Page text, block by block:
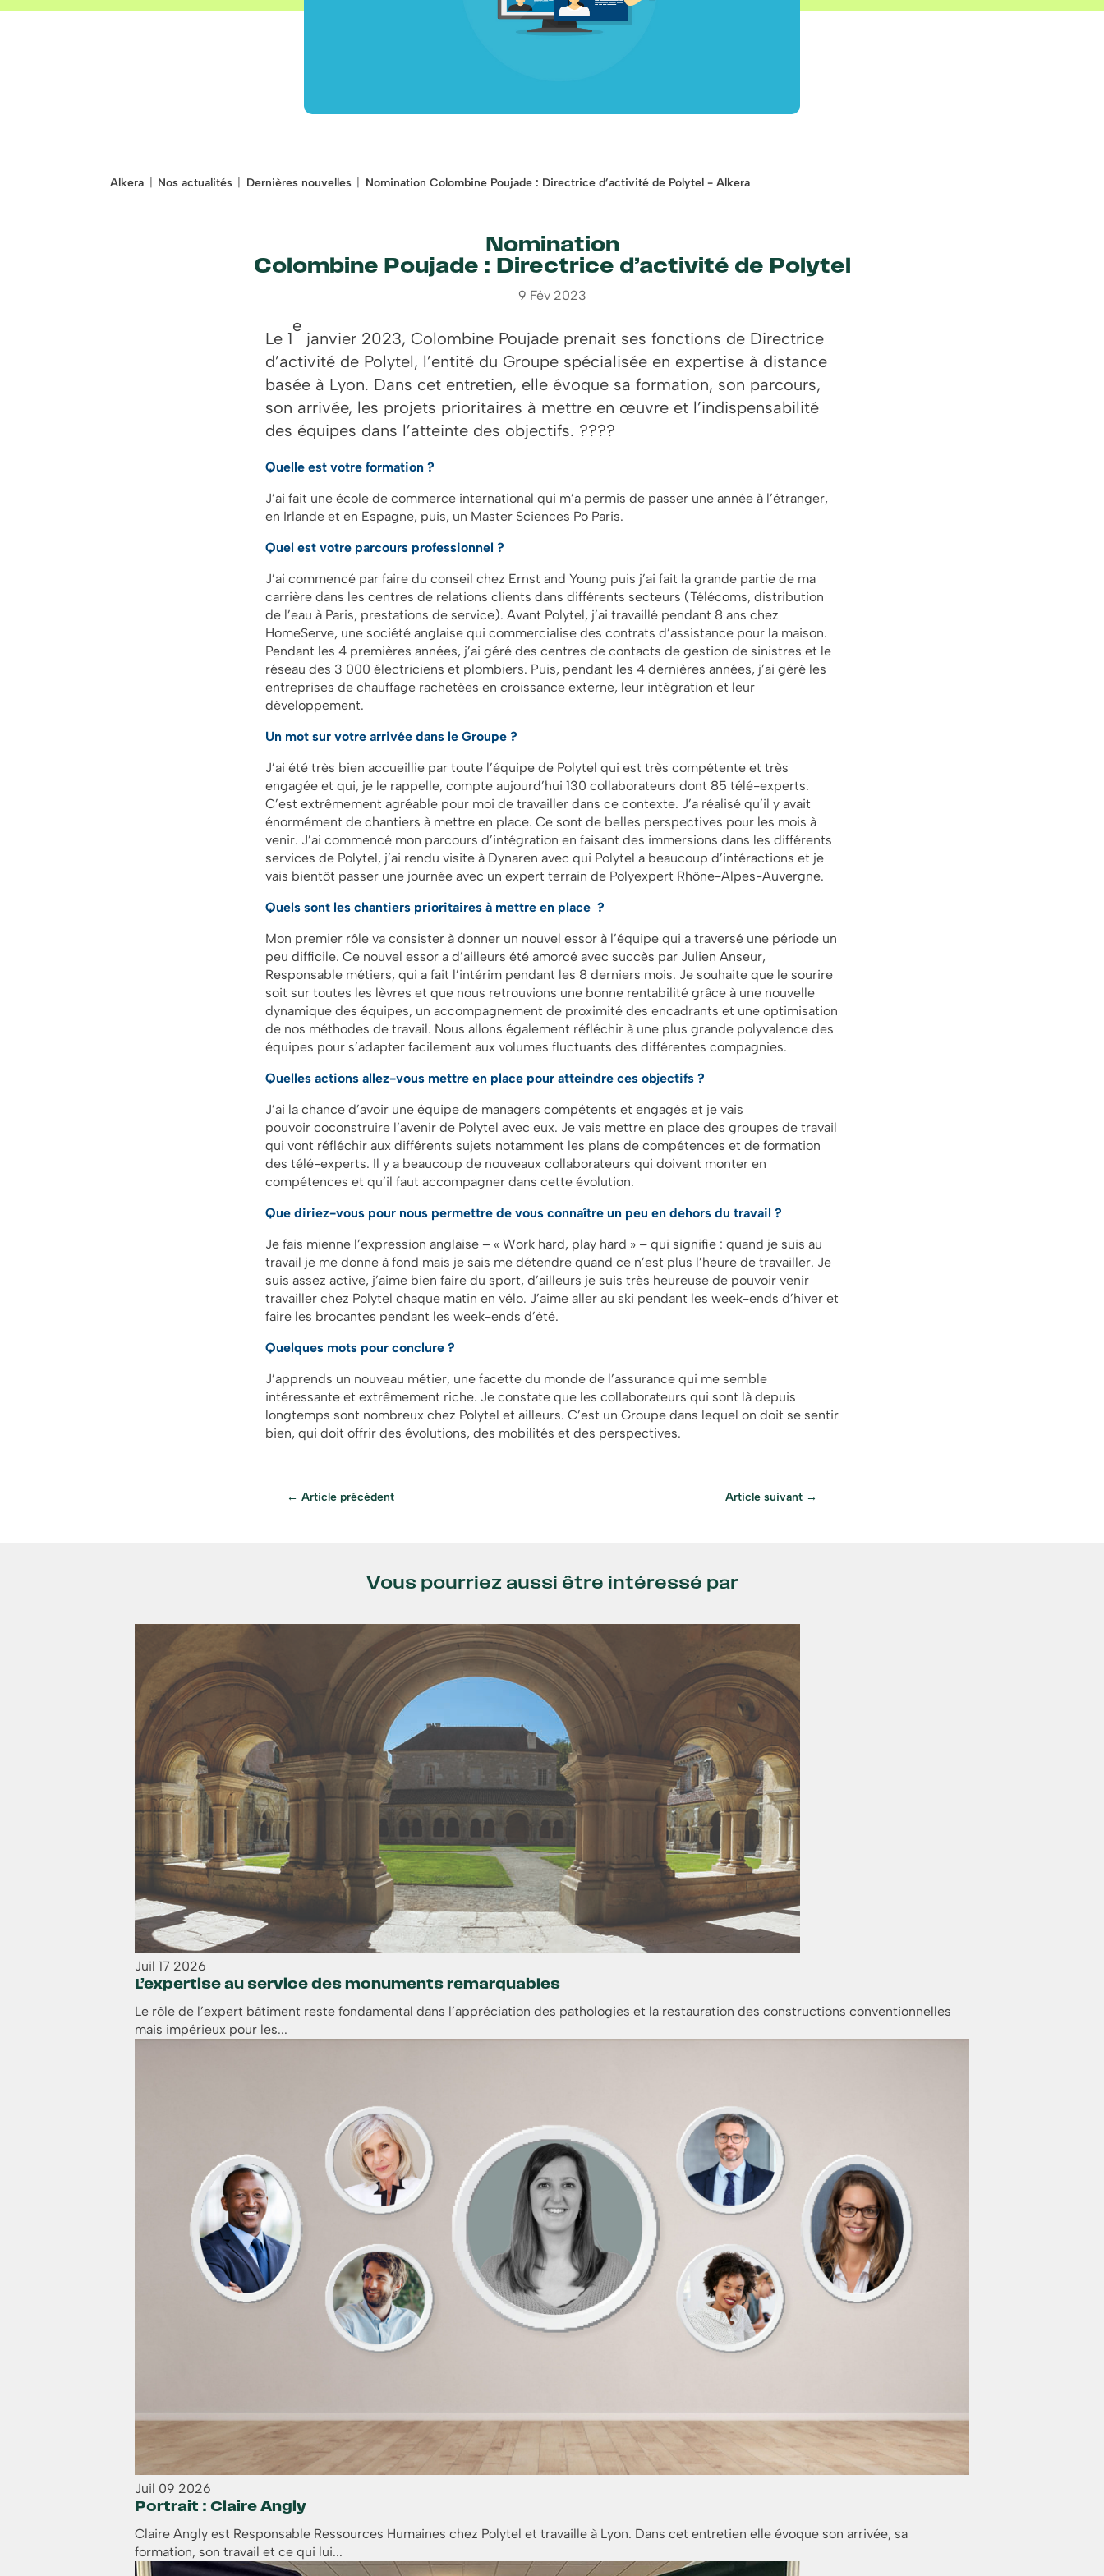
Alkera Nos actualités Dernières nouvelles Nomination Colombine Poujade : Directrice d’activité de Polytel - Alkera
Nomination
Colombine Poujade : Directrice d’activité de Polytel
9 Fév 2023
Le 1
e
janvier 2023, Colombine Poujade prenait ses fonctions de Directrice
d’activité de Polytel, l’entité du Groupe spécialisée en expertise à distance
basée à Lyon. Dans cet entretien, elle évoque sa formation, son parcours,
son arrivée, les projets prioritaires à mettre en œuvre et l’indispensabilité
des équipes dans l’atteinte des objectifs. ????
Quelle est votre formation ?
J’ai fait une école de commerce international qui m’a permis de passer une année à l’étranger,
en Irlande et en Espagne, puis, un Master Sciences Po Paris.
Quel est votre parcours professionnel ?
J’ai commencé par faire du conseil chez Ernst and Young puis j’ai fait la grande partie de ma
carrière dans les centres de relations clients dans différents secteurs (Télécoms, distribution
de l’eau à Paris, prestations de service). Avant Polytel, j’ai travaillé pendant 8 ans chez
HomeServe, une société anglaise qui commercialise des contrats d’assistance pour la maison.
Pendant les 4 premières années, j’ai géré des centres de contacts de gestion de sinistres et le
réseau des 3 000 électriciens et plombiers. Puis, pendant les 4 dernières années, j’ai géré les
entreprises de chauffage rachetées en croissance externe, leur intégration et leur
développement.
Un mot sur votre arrivée dans le Groupe ?
J’ai été très bien accueillie par toute l’équipe de Polytel qui est très compétente et très
engagée et qui, je le rappelle, compte aujourd’hui 130 collaborateurs dont 85 télé-experts.
C’est extrêmement agréable pour moi de travailler dans ce contexte. J’a réalisé qu’il y avait
énormément de chantiers à mettre en place. Ce sont de belles perspectives pour les mois à
venir. J’ai commencé mon parcours d’intégration en faisant des immersions dans les différents
services de Polytel, j’ai rendu visite à Dynaren avec qui Polytel a beaucoup d’intéractions et je
vais bientôt passer une journée avec un expert terrain de Polyexpert Rhône-Alpes-Auvergne.
Quels sont les chantiers prioritaires à mettre en place ?
Mon premier rôle va consister à donner un nouvel essor à l’équipe qui a traversé une période un
peu difficile. Ce nouvel essor a d’ailleurs été amorcé avec succès par Julien Anseur,
Responsable métiers, qui a fait l’intérim pendant les 8 derniers mois. Je souhaite que le sourire
soit sur toutes les lèvres et que nous retrouvions une bonne rentabilité grâce à une nouvelle
dynamique des équipes, un accompagnement de proximité des encadrants et une optimisation
de nos méthodes de travail. Nous allons également réfléchir à une plus grande polyvalence des
équipes pour s’adapter facilement aux volumes fluctuants des différentes compagnies.
Quelles actions allez-vous mettre en place pour atteindre ces objectifs ?
J’ai la chance d’avoir une équipe de managers compétents et engagés et je vais
pouvoir coconstruire l’avenir de Polytel avec eux. Je vais mettre en place des groupes de travail
qui vont réfléchir aux différents sujets notamment les plans de compétences et de formation
des télé-experts. Il y a beaucoup de nouveaux collaborateurs qui doivent monter en
compétences et qu’il faut accompagner dans cette évolution.
Que diriez-vous pour nous permettre de vous connaître un peu en dehors du travail ?
Je fais mienne l’expression anglaise – « Work hard, play hard »– qui signifie : quand je suis au
travail je me donne à fond mais je sais me détendre quand ce n’est plus l’heure de travailler. Je
suis assez active, j’aime bien faire du sport, d’ailleurs je suis très heureuse de pouvoir venir
travailler chez Polytel chaque matin en vélo. J’aime aller au ski pendant les week-ends d’hiver et
faire les brocantes pendant les week-ends d’été.
Quelques mots pour conclure ?
J’apprends un nouveau métier, une facette du monde de l’assurance qui me semble
intéressante et extrêmement riche. Je constate que les collaborateurs qui sont là depuis
longtemps sont nombreux chez Polytel et ailleurs. C’est un Groupe dans lequel on doit se sentir
bien, qui doit offrir des évolutions, des mobilités et des perspectives.
←Article précédent Article suivant→
Vous pourriez aussi être intéressé par
Juil 17 2026
L’expertise au service des monuments remarquables
Le rôle de l’expert bâtiment reste fondamental dans l’appréciation des pathologies et la restauration des constructions conventionnelles
mais impérieux pour les...
Juil 09 2026
Portrait : Claire Angly
Claire Angly est Responsable Ressources Humaines chez Polytel et travaille à Lyon. Dans cet entretien elle évoque son arrivée, sa
formation, son travail et ce qui lui...